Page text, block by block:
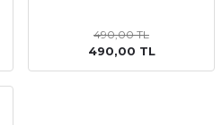
490,00 TL
490,00 TL